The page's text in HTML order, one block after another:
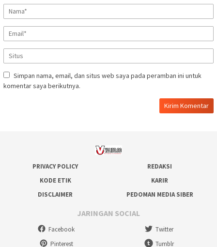
Simpan nama, email, dan situs web saya pada peramban ini untuk
komentar saya berikutnya.
PRIVACY POLICY
REDAKSI
KODE ETIK
KARIR
DISCLAIMER
PEDOMAN MEDIA SIBER
JARINGAN SOCIAL
Facebook
Twitter
Pinterest
Tumblr